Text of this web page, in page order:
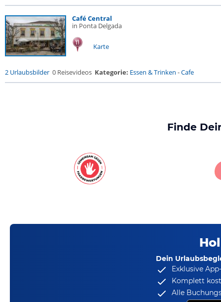
Café Central
in Ponta Delgada
Karte
2 Urlaubsbilder 0 Reisevideos Kategorie: Essen & Trinken -Cafe
Finde
Dein
Exklusive
Komplett
Alle